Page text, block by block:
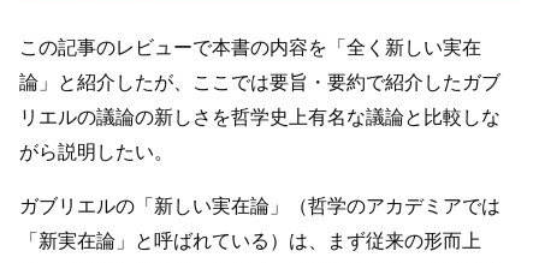
この記事のレビューで本書の内容を「全く新しい実在
論」と紹介したが、ここでは要旨・要約で紹介したガブ
リエルの議論の新しさを哲学史上有名な議論と比較しな
がら説明したい。
ガブリエルの「新しい実在論」（哲学のアカデミアでは
「新実在論」と呼ばれている）は、まず従来の形而上